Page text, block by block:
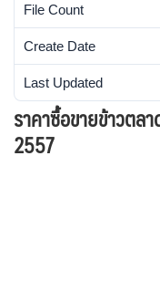
File Count
Create Date
Last Updated
ราคาซื้อขายข้าวตล
2557